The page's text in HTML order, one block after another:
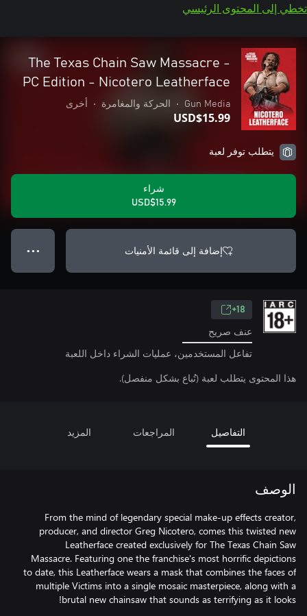
تخطي إلى المحتوى الرئيسي
The Texas Chain Saw Massacre -
PC Edition - Nicotero Leatherface
Gun Media
• الحركة والمغامرة • أخرى
USD$15.99
يتطلب توفر لعبة
شراء
USD$15.99
إضافة إلى قائمة الأمنيات ● ● ●
18+
عنف صريح
تفاعل المستخدمين، عمليات الشراء داخل اللعبة
هذا المحتوى يتطلب لعبة (تُباع بشكل منفصل).
التفاصيل المراجعات المزيد
الوصف
From the mind of legendary special make-up effects creator,
producer, and director Greg Nicotero, comes this twisted new
Leatherface created exclusively for The Texas Chain Saw
Massacre. Featuring one the franchise's most horrific depictions
to date, this Leatherface wears a mask that combines the faces of
multiple Victims into a single mosaic masterpiece, along with a
brutal new chainsaw that sounds as terrifying as it looks!